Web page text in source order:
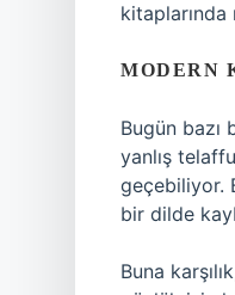
kitaplarında
MODERN
Bugün bazı
yanlış
geçebiliyor.
bir dilde
Buna